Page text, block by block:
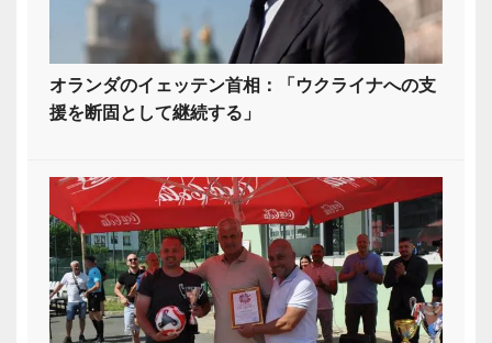
オランダのイェッテン首相：「ウクライナへの支
援を断固として継続する」